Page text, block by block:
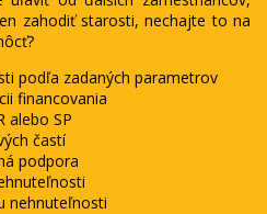
zahodiť starosti, nechajte to na
podľa zadaných parametrov
financovania
alebo SP
častí
podpora
nehnuteľnosti